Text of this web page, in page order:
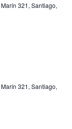
Marín 321, Santiago,
Marín 321, Santiago,